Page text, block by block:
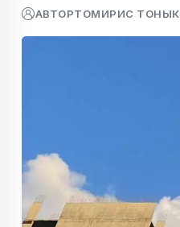
АВТОРТОМИРИС